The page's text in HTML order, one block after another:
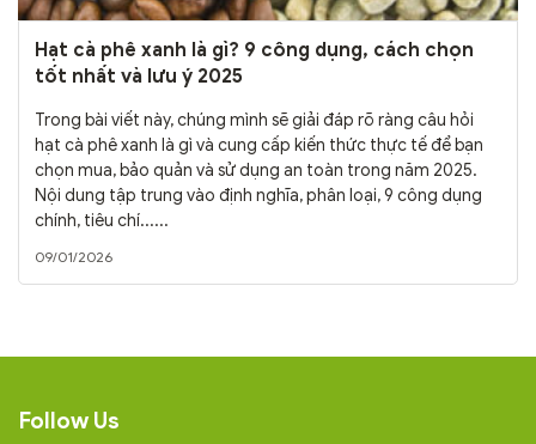
Hạt cà phê xanh là gì? 9 công dụng, cách chọn
tốt nhất và lưu ý 2025
Trong bài viết này, chúng mình sẽ giải đáp rõ ràng câu hỏi
hạt cà phê xanh là gì và cung cấp kiến thức thực tế để bạn
chọn mua, bảo quản và sử dụng an toàn trong năm 2025.
Nội dung tập trung vào định nghĩa, phân loại, 9 công dụng
chính, tiêu chí......
09/01/2026
Follow Us